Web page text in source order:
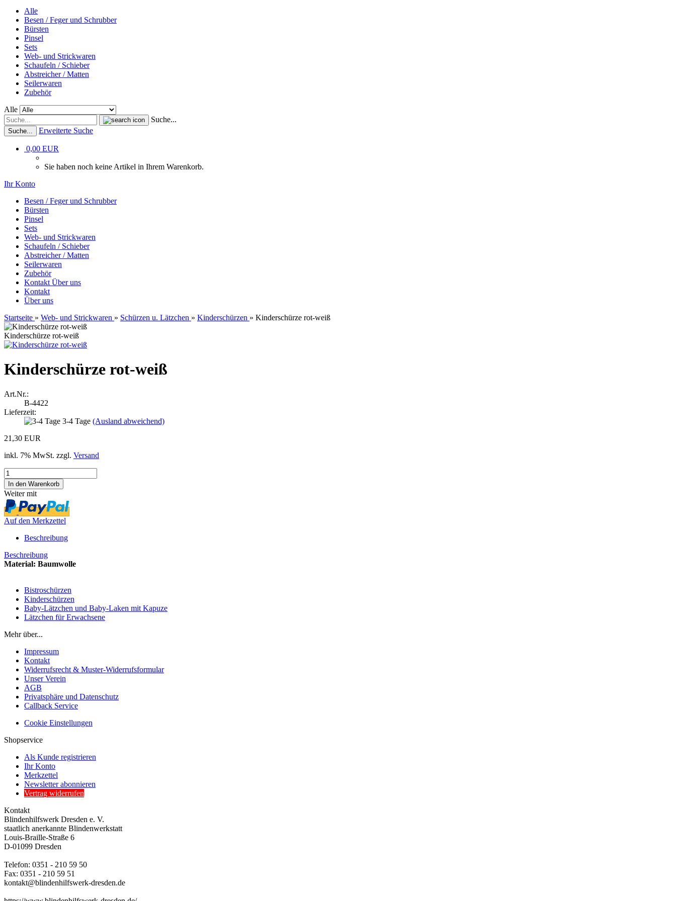
Alle
Besen / Feger und Schrubber
Bürsten
Pinsel
Sets
Web- und Strickwaren
Schaufeln / Schieber
Abstreicher / Matten
Seilerwaren
Zubehör
Alle
Suche...
Suche... Erweiterte Suche
0,00 EUR
Sie haben noch keine Artikel in Ihrem Warenkorb.
Ihr Konto
Besen / Feger und Schrubber
Bürsten
Pinsel
Sets
Web- und Strickwaren
Schaufeln / Schieber
Abstreicher / Matten
Seilerwaren
Zubehör
Kontakt Über uns
Kontakt
Über uns
Startseite » Web- und Strickwaren » Schürzen u. Lätzchen » Kinderschürzen » Kinderschürze rot-weiß
Kinderschürze rot-weiß
Kinderschürze rot-weiß
Art.Nr.:
B-4422
Lieferzeit:
3-4 Tage (Ausland abweichend)
21,30 EUR
inkl. 7% MwSt. zzgl. Versand
Weiter mit
Auf den Merkzettel
Beschreibung
Beschreibung
Material: Baumwolle
Bistroschürzen
Kinderschürzen
Baby-Lätzchen und Baby-Laken mit Kapuze
Lätzchen für Erwachsene
Mehr über...
Impressum
Kontakt
Widerrufsrecht & Muster-Widerrufsformular
Unser Verein
AGB
Privatsphäre und Datenschutz
Callback Service
Cookie Einstellungen
Shopservice
Als Kunde registrieren
Ihr Konto
Merkzettel
Newsletter abonnieren
Vertrag widerrufen
Kontakt
Blindenhilfswerk Dresden e. V.
staatlich anerkannte Blindenwerkstatt
Louis-Braille-Straße 6
D-01099 Dresden
Telefon: 0351 - 210 59 50
Fax: 0351 - 210 59 51
kontakt@blindenhilfswerk-dresden.de